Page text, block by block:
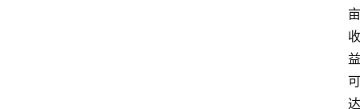
亩
收
益
可
达